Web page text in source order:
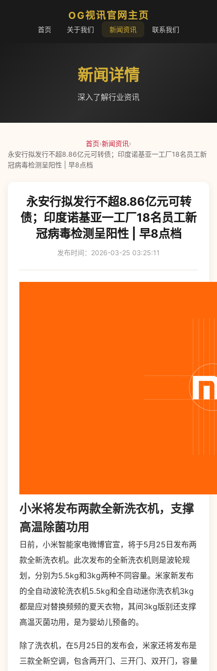
OG视讯官网主页
首页 关于我们 新闻资讯 联系我们
新闻详情
深入了解行业资讯
首页›新闻资讯›
永安行拟发行不超8.86亿元可转债；印度诺基亚一工厂18名员工新
冠病毒检测呈阳性 | 早8点档
永安行拟发行不超8.86亿元可转
债；印度诺基亚一工厂18名员工新
冠病毒检测呈阳性 | 早8点档
发布时间：2026-03-25 03:25:11
小米将发布两款全新洗衣机，支撑
高温除菌功用
日前，小米智能家电微博官宣，将于5月25日发布两
款全新洗衣机。此次发布的全新洗衣机则是波轮规
划，分别为5.5kg和3kg两种不同容量。米家新发布
的全自动波轮洗衣机5.5kg和全自动迷你洗衣机3kg
都是应对替换频频的夏天衣物，其间3kg版别还支撑
高温灭菌功用，是为婴幼儿预备的。
除了洗衣机，在5月25日的发布会，米家还将发布是
三款全新空调，包含两开门、三开门、双开门，容量